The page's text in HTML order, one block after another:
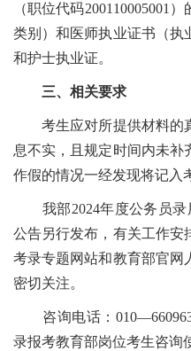
（职位代码200110005001
类别）和医师执业证书（执
和护士执业证。
三、相关要求
考生应对所提供材料的
息不实，且规定时间内未补
作假的情况一经发现将记入
我部2024年度公务员录
公告另行发布，有关工作安
考录专题网站和教育部官网
密切关注。
咨询电话：
录报考教育部岗位考生咨询